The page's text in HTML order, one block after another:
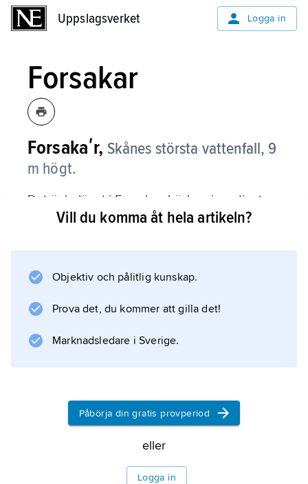
Uppslagsverket Logga in
Forsakar
Forsakaʹr, Skånes största vattenfall, 9
m högt.
Det är beläget i Forsakarsbäcken i en djupt
nedskuren dal med yppig vegetation och rikt
Vill du komma åt hela artikeln?
Objektiv och pålitlig kunskap.
Prova det, du kommer att gilla det!
Marknadsledare i Sverige.
Påbörja din gratis provperiod
eller
Logga in